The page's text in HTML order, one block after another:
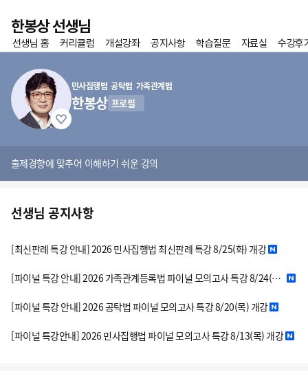
이전
한봉상 선생님
홈
즐겨찾기
선생님 홈 커리큘럼 개설강좌 공지사항 학습질문 자료실 수강후
민사집행법 공탁법 가족관계법
한봉상 프로필
출제경향에 맞추어 이해하기 쉬운 강의
선생님 공지사항
[최신판례 특강 안내] 2026 민사집행법 최신판례 특강 8/25(화) 개강
[파이널 특강 안내] 2026 가족관계등록법 파이널 모의고사 특강 8/24(월) 개강
[파이널 특강 안내] 2026 공탁법 파이널 모의고사 특강 8/20(목) 개강
[파이널 특강안내] 2026 민사집행법 파이널 모의고사 특강 8/13(목) 개강